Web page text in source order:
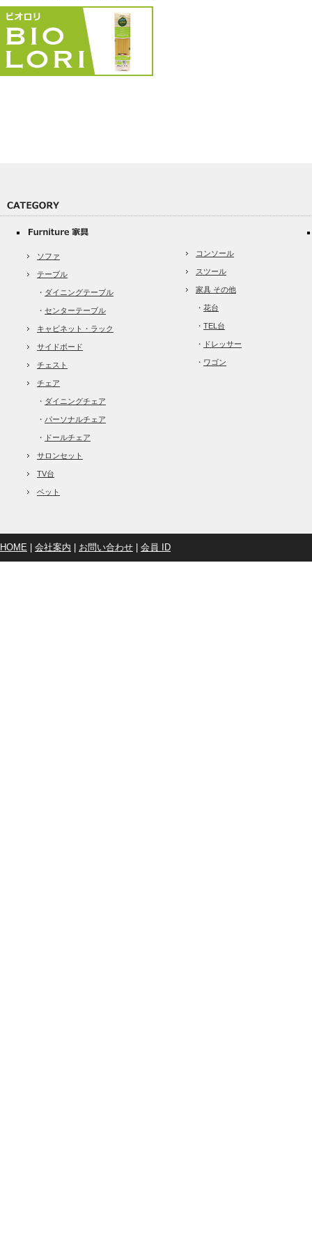
ソファ
テーブル
・ ダイニングテーブル
・ センターテーブル
キャビネット・ラック
サイドボード
チェスト
チェア
・ ダイニングチェア
・ パーソナルチェア
・ ドールチェア
サロンセット
TV台
ベット
コンソール
スツール
家具 その他
・ 花台
・ TEL台
・ ドレッサー
・ ワゴン
HOME 会社案内 お問い合わせ 会員 ID